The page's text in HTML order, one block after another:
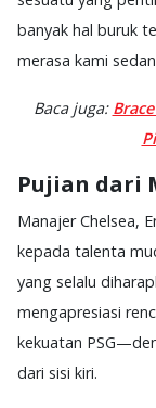
banyak hal buruk
merasa kami
Baca juga:
Pujian dari
Manajer Chelsea,
kepada talenta
yang selalu
mengapresiasi
kekuatan
dari sisi kiri.